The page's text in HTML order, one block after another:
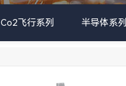
Co2飞行系列 半导体系列